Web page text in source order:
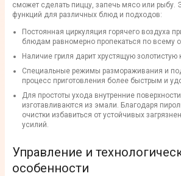
сможет сделать пиццу, запечь мясо или рыбу.
функций для различных блюд и подходов:
Постоянная циркуляция горячего воздуха
блюдам равномерно пропекаться по всему
Наличие гриля дарит хрустящую золотистую
Специальные режимы размораживания и
процесс приготовления более быстрым и
Для простоты ухода внутренние
изготавливаются из эмали. Благодаря
очистки избавиться от устойчивых
усилий.
Управление и
особенности